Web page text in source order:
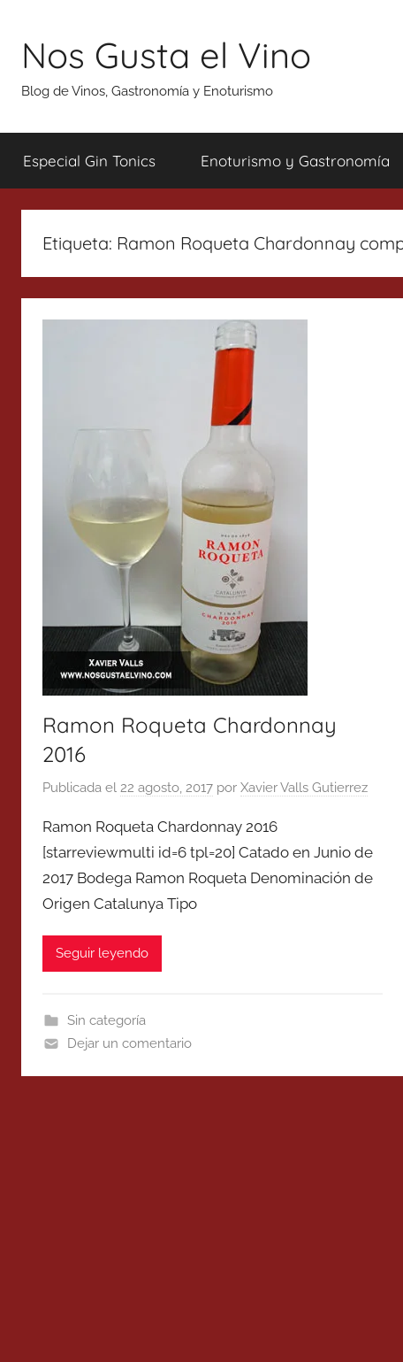
contenido
Nos Gusta el Vino
Blog de Vinos, Gastronomía y Enoturismo
Especial Gin Tonics Enoturismo y Gastronomía
Etiqueta: Ramon Roqueta Chardonnay
Ramon Roqueta Chardonnay
2016
Publicada el 22 agosto, 2017 por Xavier Valls Gutierrez
Ramon Roqueta Chardonnay 2016
[starreviewmulti id=6 tpl=20] Catado en Junio de
2017 Bodega Ramon Roqueta Denominación de
Origen Catalunya Tipo
Seguir leyendo
Sin categoría
Dejar un comentario